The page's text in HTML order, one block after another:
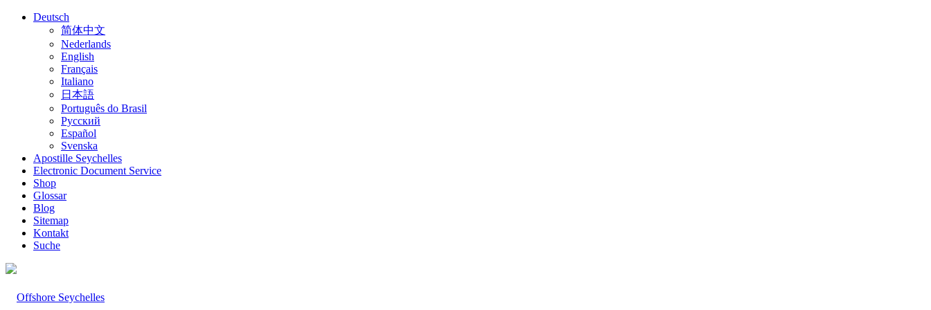
Deutsch
简体中文
Nederlands
English
Français
Italiano
日本語
Português do Brasil
Русский
Español
Svenska
Apostille Seychelles
Electronic Document Service
Shop
Glossar
Blog
Sitemap
Kontakt
Suche